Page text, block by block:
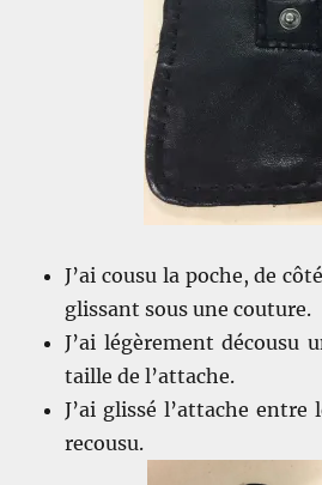
J’ai cousu la poche, de
glissant sous une couture.
J’ai légèrement décousu
taille de l’attache.
J’ai glissé l’attache
recousu.